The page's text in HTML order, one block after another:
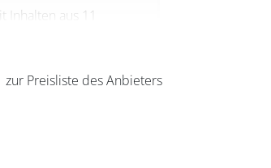
Inhalten aus 11
abgesichert
zur Preisliste des Anbieters